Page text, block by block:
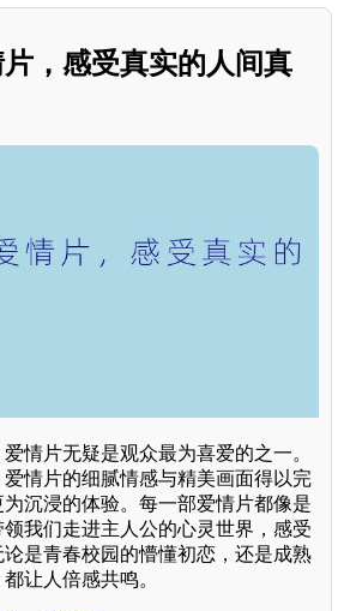
，感受真实的人间真
情片无疑是观众最为喜爱的之一。
情片的细腻情感与精美画面得以完
沉浸的体验。每一部爱情片都像是
我们走进主人公的心灵世界，感受
是青春校园的懵懂初恋，还是成熟
让人倍感共鸣。